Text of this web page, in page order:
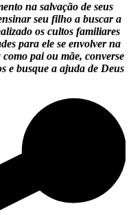
na salvação de seus
seu filho a buscar a
os cultos familiares
para ele se envolver na
pai ou mãe, converse
e busque a ajuda de Deus